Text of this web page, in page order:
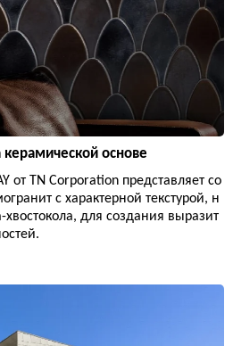
основе
от TN Corporation представляет со
с характерной текстурой, н
для создания выразит